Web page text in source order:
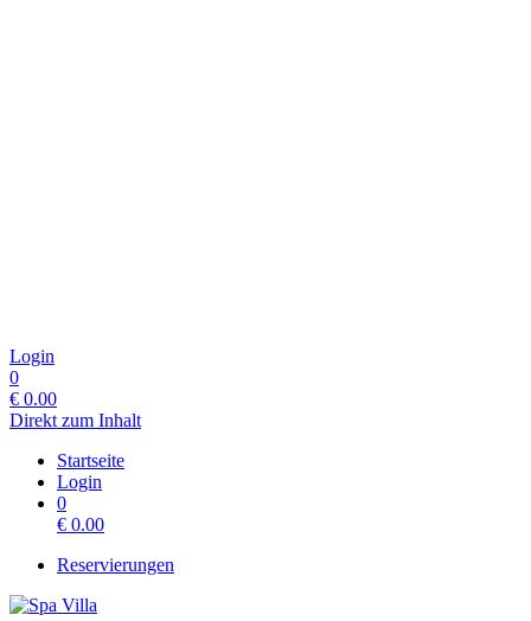
Login
0
€ 0.00
Direkt zum Inhalt
Startseite
Login
0
€ 0.00
Reservierungen